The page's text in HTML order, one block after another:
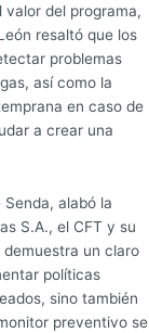
valor del programa,
resaltó que los
problemas
así como la
en caso de
a crear una
alabó la
S.A., el CFT y su
un claro
políticas
sino también
preventivo se